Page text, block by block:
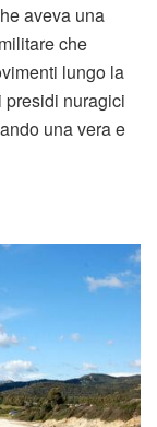
aveva una
che
lungo la
presidi nuragici
una vera e